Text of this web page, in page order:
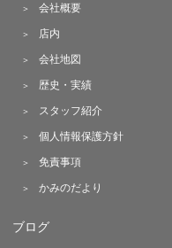
会社概要
店内
会社地図
歴史・実績
スタッフ紹介
個人情報保護方針
免責事項
かみのだより
ブログ